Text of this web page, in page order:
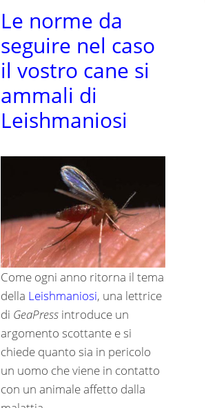
Le norme da
seguire nel caso
il vostro cane si
ammali di
Leishmaniosi
Come ogni anno ritorna il tema
della Leishmaniosi, una lettrice
di GeaPress introduce un
argomento scottante e si
chiede quanto sia in pericolo
un uomo che viene in contatto
con un animale affetto dalla